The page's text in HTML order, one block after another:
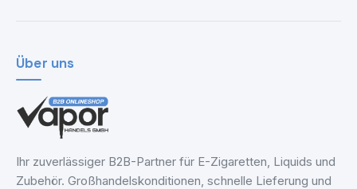
Über uns
Ihr zuverlässiger B2B-Partner für E-Zigaretten, Liquids und
Zubehör. Großhandelskonditionen, schnelle Lieferung und